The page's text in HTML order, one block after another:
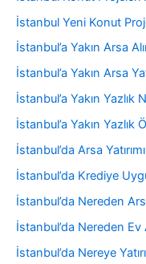
İstanbul Yeni Konut
İstanbul’a Yakın Arsa
İstanbul’a Yakın Arsa
İstanbul’a Yakın Yazlık
İstanbul’a Yakın Yazlık
İstanbul’da Arsa
İstanbul’da Krediye
İstanbul’da Nereden
İstanbul’da Nereden Ev
İstanbul’da Nereye